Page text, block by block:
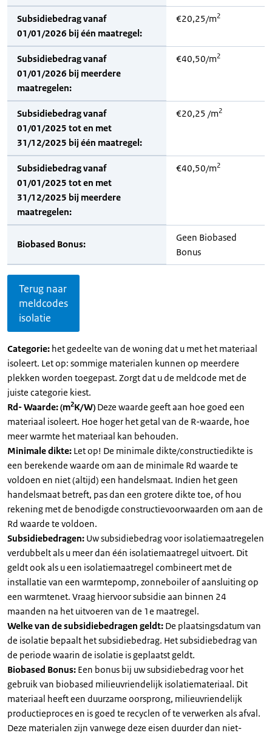
Subsidiebedrag vanaf
01/01/2026 bij één maatregel:
€20,25/m2
Subsidiebedrag vanaf
01/01/2026 bij meerdere
maatregelen:
€40,50/m2
Subsidiebedrag vanaf
01/01/2025 tot en met
31/12/2025 bij één maatregel:
€20,25 /m2
Subsidiebedrag vanaf
01/01/2025 tot en met
31/12/2025 bij meerdere
maatregelen:
€40,50/m2
Biobased Bonus:
Geen Biobased
Bonus
Terug naar
meldcodes
isolatie
Categorie: het gedeelte van de woning dat u met het materiaal
isoleert. Let op: sommige materialen kunnen op meerdere
plekken worden toegepast. Zorgt dat u de meldcode met de
juiste categorie kiest.
Rd- Waarde: (m2K/W) Deze waarde geeft aan hoe goed een
materiaal isoleert. Hoe hoger het getal van de R-waarde, hoe
meer warmte het materiaal kan behouden.
Minimale dikte: Let op! De minimale dikte/constructiedikte is
een berekende waarde om aan de minimale Rd waarde te
voldoen en niet (altijd) een handelsmaat. Indien het geen
handelsmaat betreft, pas dan een grotere dikte toe, of hou
rekening met de benodigde constructievoorwaarden om aan de
Rd waarde te voldoen.
Subsidiebedragen: Uw subsidiebedrag voor isolatiemaatregelen
verdubbelt als u meer dan één isolatiemaatregel uitvoert. Dit
geldt ook als u een isolatiemaatregel combineert met de
installatie van een warmtepomp, zonneboiler of aansluiting op
een warmtenet. Vraag hiervoor subsidie aan binnen 24
maanden na het uitvoeren van de 1e maatregel.
Welke van de subsidiebedragen geldt: De plaatsingsdatum van
de isolatie bepaalt het subsidiebedrag. Het subsidiebedrag van
de periode waarin de isolatie is geplaatst geldt.
Biobased Bonus: Een bonus bij uw subsidiebedrag voor het
gebruik van biobased milieuvriendelijk isolatiemateriaal. Dit
materiaal heeft een duurzame oorsprong, milieuvriendelijk
productieproces en is goed te recyclen of te verwerken als afval.
Deze materialen zijn vanwege deze eisen duurder dan niet-